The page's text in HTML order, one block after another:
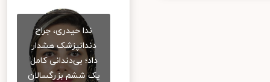
ندا حیدری، جراح
دندانپزشک هشدار
داد؛ بی‌دندانی کامل
یک ششم بزرگسالان